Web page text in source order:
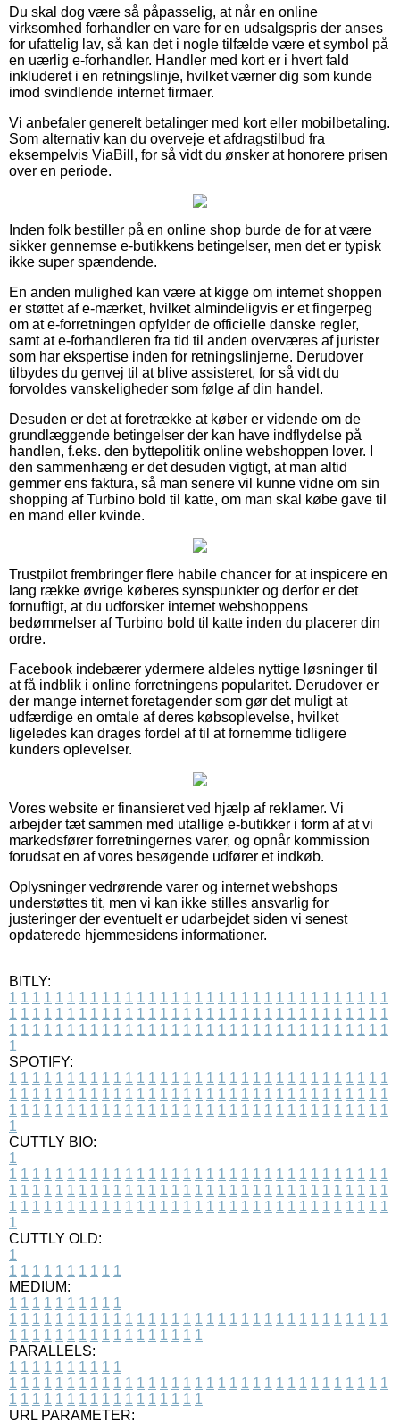
Du skal dog være så påpasselig, at når en online
virksomhed forhandler en vare for en udsalgspris der anses
for ufattelig lav, så kan det i nogle tilfælde være et symbol på
en uærlig e-forhandler. Handler med kort er i hvert fald
inkluderet i en retningslinje, hvilket værner dig som kunde
imod svindlende internet firmaer.
Vi anbefaler generelt betalinger med kort eller mobilbetaling.
Som alternativ kan du overveje et afdragstilbud fra
eksempelvis ViaBill, for så vidt du ønsker at honorere prisen
over en periode.
Inden folk bestiller på en online shop burde de for at være
sikker gennemse e-butikkens betingelser, men det er typisk
ikke super spændende.
En anden mulighed kan være at kigge om internet shoppen
er støttet af e-mærket, hvilket almindeligvis er et fingerpeg
om at e-forretningen opfylder de officielle danske regler,
samt at e-forhandleren fra tid til anden overværes af jurister
som har ekspertise inden for retningslinjerne. Derudover
tilbydes du genvej til at blive assisteret, for så vidt du
forvoldes vanskeligheder som følge af din handel.
Desuden er det at foretrække at køber er vidende om de
grundlæggende betingelser der kan have indflydelse på
handlen, f.eks. den byttepolitik online webshoppen lover. I
den sammenhæng er det desuden vigtigt, at man altid
gemmer ens faktura, så man senere vil kunne vidne om sin
shopping af Turbino bold til katte, om man skal købe gave til
en mand eller kvinde.
Trustpilot frembringer flere habile chancer for at inspicere en
lang række øvrige køberes synspunkter og derfor er det
fornuftigt, at du udforsker internet webshoppens
bedømmelser af Turbino bold til katte inden du placerer din
ordre.
Facebook indebærer ydermere aldeles nyttige løsninger til
at få indblik i online forretningens popularitet. Derudover er
der mange internet foretagender som gør det muligt at
udfærdige en omtale af deres købsoplevelse, hvilket
ligeledes kan drages fordel af til at fornemme tidligere
kunders oplevelser.
Vores website er finansieret ved hjælp af reklamer. Vi
arbejder tæt sammen med utallige e-butikker i form af at vi
markedsfører forretningernes varer, og opnår kommission
forudsat en af vores besøgende udfører et indkøb.
Oplysninger vedrørende varer og internet webshops
understøttes tit, men vi kan ikke stilles ansvarlig for
justeringer der eventuelt er udarbejdet siden vi senest
opdaterede hjemmesidens informationer.
BITLY:
1 1 1 1 1 1 1 1 1 1 1 1 1 1 1 1 1 1 1 1 1 1 1 1 1 1 1 1 1 1 1 1 1
1 1 1 1 1 1 1 1 1 1 1 1 1 1 1 1 1 1 1 1 1 1 1 1 1 1 1 1 1 1 1 1 1
1 1 1 1 1 1 1 1 1 1 1 1 1 1 1 1 1 1 1 1 1 1 1 1 1 1 1 1 1 1 1 1 1
1
SPOTIFY:
1 1 1 1 1 1 1 1 1 1 1 1 1 1 1 1 1 1 1 1 1 1 1 1 1 1 1 1 1 1 1 1 1
1 1 1 1 1 1 1 1 1 1 1 1 1 1 1 1 1 1 1 1 1 1 1 1 1 1 1 1 1 1 1 1 1
1 1 1 1 1 1 1 1 1 1 1 1 1 1 1 1 1 1 1 1 1 1 1 1 1 1 1 1 1 1 1 1 1
1
CUTTLY BIO:
1
1 1 1 1 1 1 1 1 1 1 1 1 1 1 1 1 1 1 1 1 1 1 1 1 1 1 1 1 1 1 1 1 1
1 1 1 1 1 1 1 1 1 1 1 1 1 1 1 1 1 1 1 1 1 1 1 1 1 1 1 1 1 1 1 1 1
1 1 1 1 1 1 1 1 1 1 1 1 1 1 1 1 1 1 1 1 1 1 1 1 1 1 1 1 1 1 1 1 1
1
CUTTLY OLD:
1
1 1 1 1 1 1 1 1 1 1
MEDIUM:
1 1 1 1 1 1 1 1 1 1
1 1 1 1 1 1 1 1 1 1 1 1 1 1 1 1 1 1 1 1 1 1 1 1 1 1 1 1 1 1 1 1 1
1 1 1 1 1 1 1 1 1 1 1 1 1 1 1 1 1
PARALLELS:
1 1 1 1 1 1 1 1 1 1
1 1 1 1 1 1 1 1 1 1 1 1 1 1 1 1 1 1 1 1 1 1 1 1 1 1 1 1 1 1 1 1 1
1 1 1 1 1 1 1 1 1 1 1 1 1 1 1 1 1
URL PARAMETER: